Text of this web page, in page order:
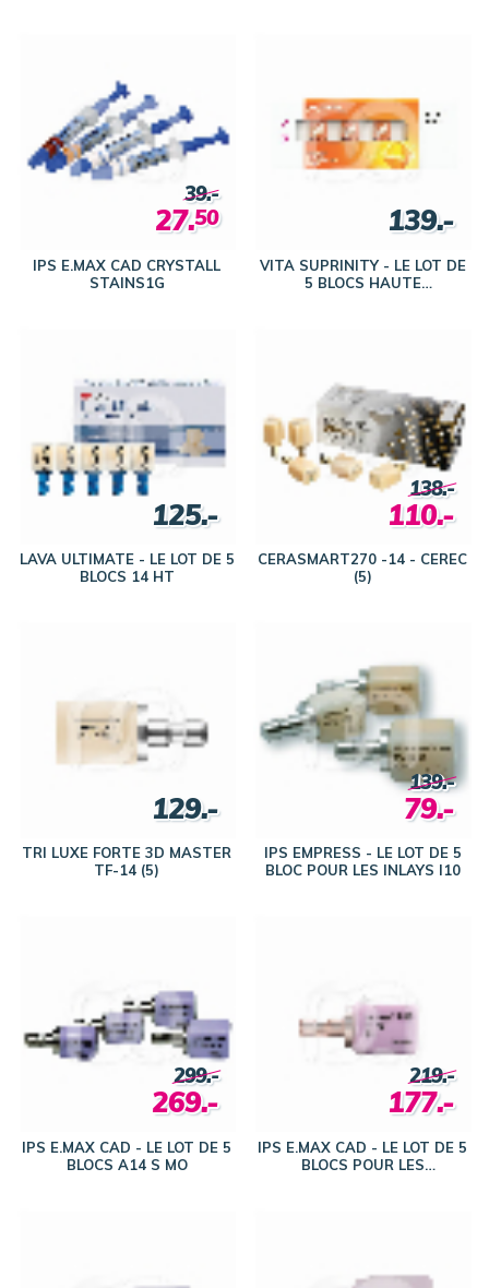
IPS E.MAX CAD CRYSTALL
STAINS1G
39.-
27.50
VITA SUPRINITY - LE LOT DE
5 BLOCS HAUTE
139.-
LAVA ULTIMATE - LE LOT DE 5
BLOCS 14 HT
125.-
CERASMART270 -14 - CEREC
(5)
138.-
110.-
TRI LUXE FORTE 3D MASTER
TF-14 (5)
129.-
IPS EMPRESS - LE LOT DE 5
BLOC POUR LES INLAYS I10
139.-
79.-
IPS E.MAX CAD - LE LOT DE 5
BLOCS A14 S MO
299.-
269.-
IPS E.MAX CAD - LE LOT DE 5
BLOCS POUR LES
219.-
177.-